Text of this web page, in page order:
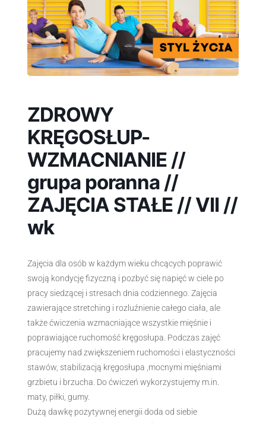
ZDROWY
KRĘGOSŁUP-
WZMACNIANIE //
grupa poranna //
ZAJĘCIA STAŁE // VII //
wk
Zajęcia dla osób w każdym wieku chcących poprawić
swoją kondycję fizyczną i pozbyć się napięć w ciele po
pracy siedzącej i stresach dnia codziennego. Zajęcia
zawierające stretching i rozluźnienie całego ciała, ale
także ćwiczenia wzmacniające wszystkie mięśnie i
poprawiające ruchomość kręgosłupa. Podczas zajęć
pracujemy nad zwiększeniem ruchomości i elastyczności
stawów, stabilizacją kręgosłupa ,mocnymi mięśniami
grzbietu i brzucha. Do ćwiczeń wykorzystujemy m.in.
maty, piłki, gumy.
Dużą dawkę pozytywnej energii doda od siebie